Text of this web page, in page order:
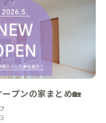
ープンの家まとめ🏡